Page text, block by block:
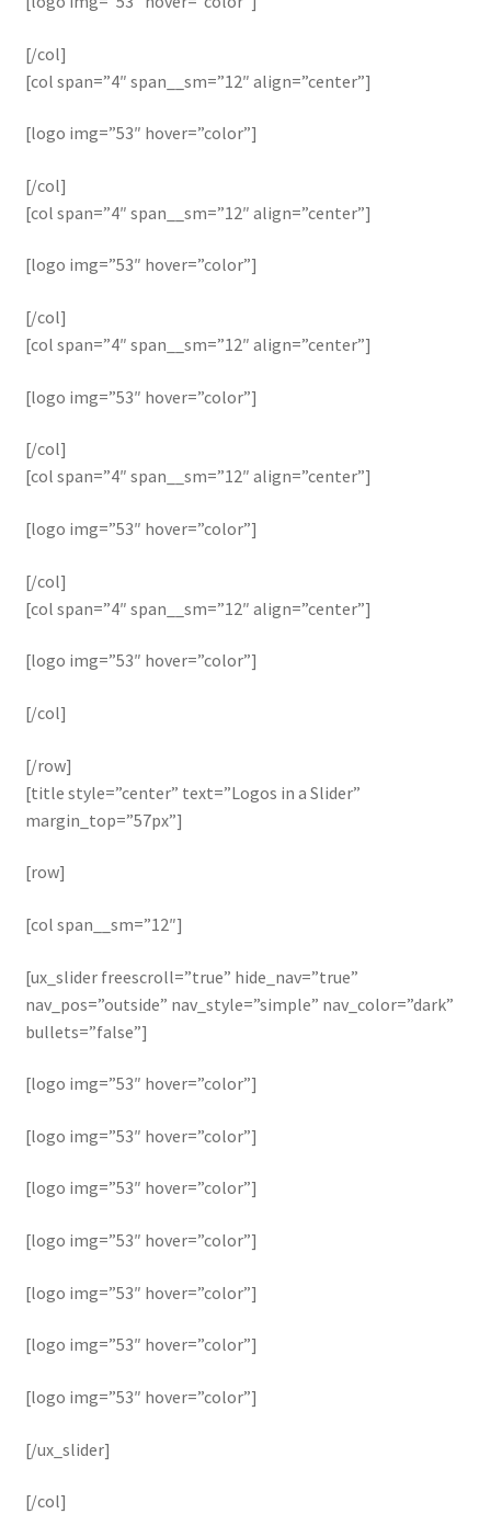
[/col]
[col span=”4″ span__sm=”12″ align=”center”]
[logo img=”53″ hover=”color”]
[/col]
[col span=”4″ span__sm=”12″ align=”center”]
[logo img=”53″ hover=”color”]
[/col]
[col span=”4″ span__sm=”12″ align=”center”]
[logo img=”53″ hover=”color”]
[/col]
[col span=”4″ span__sm=”12″ align=”center”]
[logo img=”53″ hover=”color”]
[/col]
[col span=”4″ span__sm=”12″ align=”center”]
[logo img=”53″ hover=”color”]
[/col]
[/row]
[title style=”center” text=”Logos in a Slider”
margin_top=”57px”]
[row]
[col span__sm=”12″]
[ux_slider freescroll=”true” hide_nav=”true”
nav_pos=”outside” nav_style=”simple” nav_color=”dark”
bullets=”false”]
[logo img=”53″ hover=”color”]
[logo img=”53″ hover=”color”]
[logo img=”53″ hover=”color”]
[logo img=”53″ hover=”color”]
[logo img=”53″ hover=”color”]
[logo img=”53″ hover=”color”]
[logo img=”53″ hover=”color”]
[/ux_slider]
[/col]